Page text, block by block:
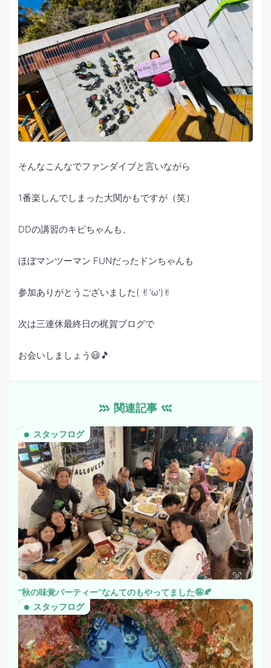
そんなこんなでファンダイブと言いながら
1番楽しんでしまった大関かもですが（笑）
DDの講習のキビちゃんも、
ほぼマンツーマン FUNだったドンちゃんも
参加ありがとうございました( ✌︎'ω')✌︎
次は三連休最終日の梶賀ブログで
お会いしましょう😃🎵
関連記事
スタッフログ
‘’秋の味覚パーティー‘’なんてのもやってました🤪🍂
スタッフログ